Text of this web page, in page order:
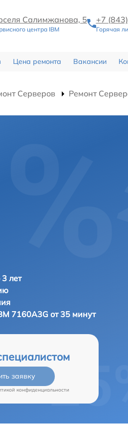
Салимжанова, 5
центра IBM
+7
Горячая
Цена ремонта Вакансии
Серверов Ремонт
лет
7160A3G от 35 минут
заявку
конфиденциальности